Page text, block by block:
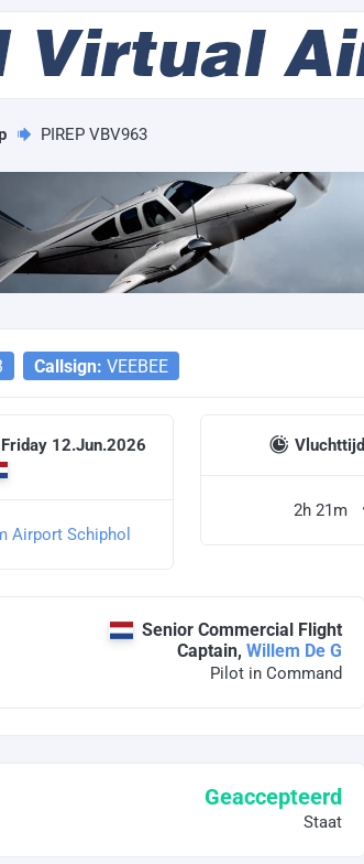
PIREP VBV963
Callsign: VEEBEE
12.Jun.2026
Airport Schiphol
Vluchttijd
2h 21m
Senior Commercial Flight
Captain, Willem De G
Pilot in Command
Geaccepteerd
Staat